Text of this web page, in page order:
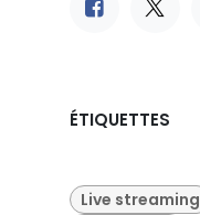
ÉTIQUETTES
Live streaming